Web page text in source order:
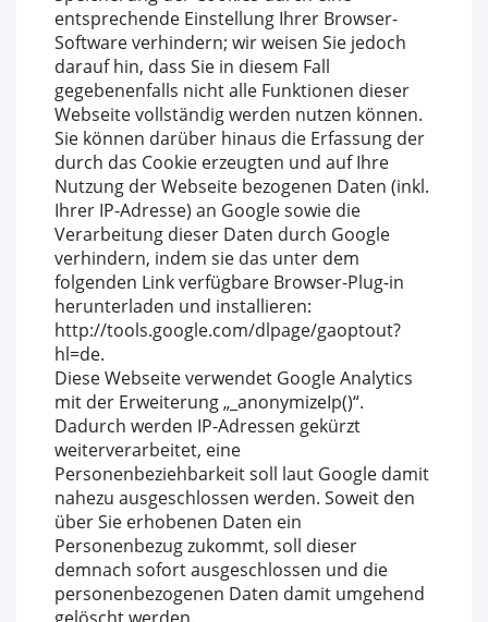
entsprechende Einstellung Ihrer Browser-
Software verhindern; wir weisen Sie jedoch
darauf hin, dass Sie in diesem Fall
gegebenenfalls nicht alle Funktionen dieser
Webseite vollständig werden nutzen können.
Sie können darüber hinaus die Erfassung der
durch das Cookie erzeugten und auf Ihre
Nutzung der Webseite bezogenen Daten (inkl.
Ihrer IP-Adresse) an Google sowie die
Verarbeitung dieser Daten durch Google
verhindern, indem sie das unter dem
folgenden Link verfügbare Browser-Plug-in
herunterladen und installieren:
http://tools.google.com/dlpage/gaoptout?
hl=de.
Diese Webseite verwendet Google Analytics
mit der Erweiterung „_anonymizeIp()“.
Dadurch werden IP-Adressen gekürzt
weiterverarbeitet, eine
Personenbeziehbarkeit soll laut Google damit
nahezu ausgeschlossen werden. Soweit den
über Sie erhobenen Daten ein
Personenbezug zukommt, soll dieser
demnach sofort ausgeschlossen und die
personenbezogenen Daten damit umgehend